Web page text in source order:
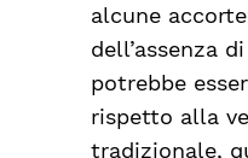
alcune
dell’assenza
potrebbe
rispetto alla
tradizionale,